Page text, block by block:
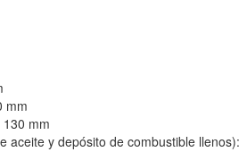
mm
mm
aceite y depósito de combustible llenos):